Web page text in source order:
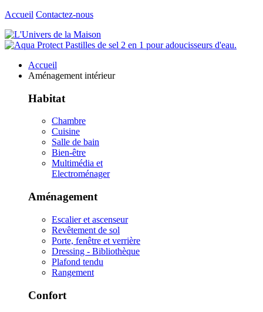
Accueil Contactez-nous
Accueil
Aménagement intérieur
Habitat
Chambre
Cuisine
Salle de bain
Bien-être
Multimédia et
Electroménager
Aménagement
Escalier et ascenseur
Revêtement de sol
Porte, fenêtre et verrière
Dressing - Bibliothèque
Plafond tendu
Rangement
Confort